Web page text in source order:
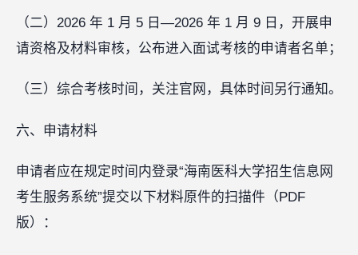
（二）2026 年 1 月 5 日—2026 年 1 月 9 日，开展申
请资格及材料审核，公布进入面试考核的申请者名单；
（三）综合考核时间，关注官网，具体时间另行通知。
六、申请材料
申请者应在规定时间内登录“海南医科大学招生信息网
考生服务系统”提交以下材料原件的扫描件（PDF
版）：